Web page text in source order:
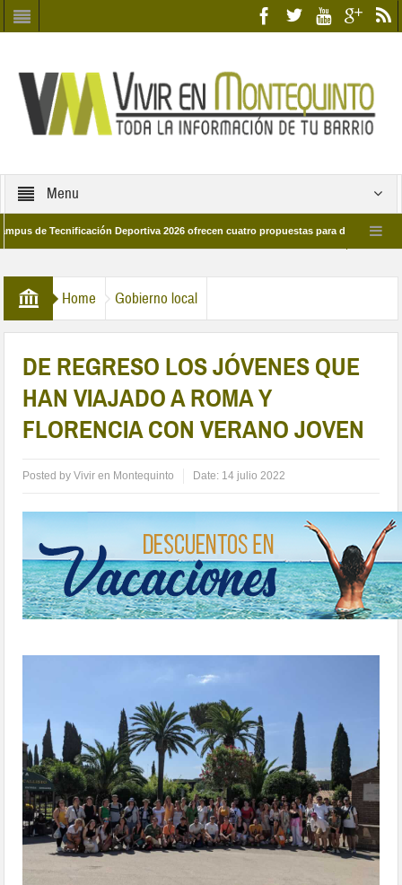
Menu
Tecnificación Deportiva 2026 ofrecen cuatro propuestas para disfrutar del deporte
Home Gobierno local
DE REGRESO LOS JÓVENES QUE
HAN VIAJADO A ROMA Y
FLORENCIA CON VERANO JOVEN
Posted byVivir en Montequinto Date: 14 julio 2022